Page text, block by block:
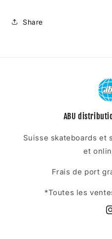
Share
ABU
Suisse skateboards et
et
Frais de port
*Toutes les